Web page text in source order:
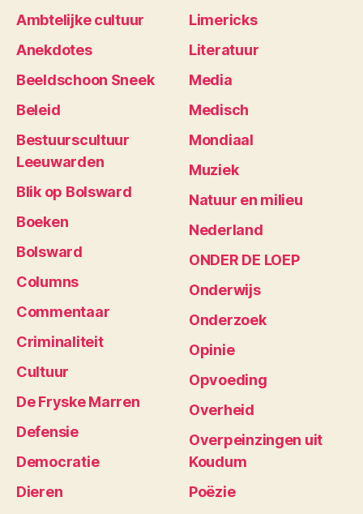
Ambtelijke cultuur
Anekdotes
Beeldschoon Sneek
Beleid
Bestuurscultuur
Leeuwarden
Blik op Bolsward
Boeken
Bolsward
Columns
Commentaar
Criminaliteit
Cultuur
De Fryske Marren
Defensie
Democratie
Dieren
Limericks
Literatuur
Media
Medisch
Mondiaal
Muziek
Natuur en milieu
Nederland
ONDER DE LOEP
Onderwijs
Onderzoek
Opinie
Opvoeding
Overheid
Overpeinzingen uit
Koudum
Poëzie